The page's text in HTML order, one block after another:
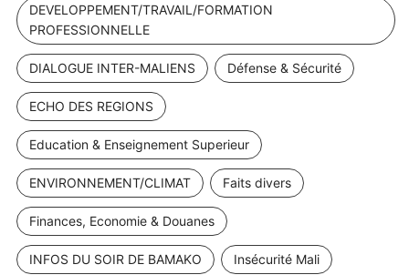
DEVELOPPEMENT/TRAVAIL/FORMATION
PROFESSIONNELLE
DIALOGUE INTER-MALIENS Défense & Sécurité
ECHO DES REGIONS
Education & Enseignement Superieur
ENVIRONNEMENT/CLIMAT Faits divers
Finances, Economie & Douanes
INFOS DU SOIR DE BAMAKO Insécurité Mali